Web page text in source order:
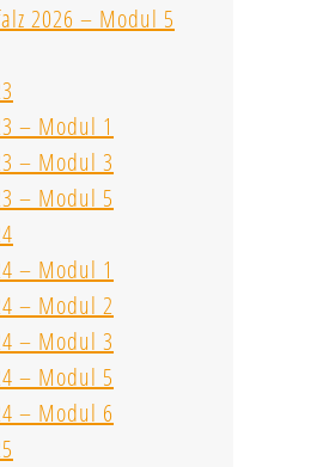
2026 – Modul 5
– Modul 1
– Modul 3
– Modul 5
– Modul 1
– Modul 2
– Modul 3
– Modul 5
– Modul 6